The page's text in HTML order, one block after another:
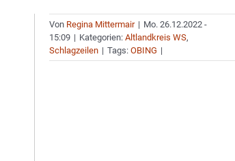
Von Regina Mittermair | Mo. 26.12.2022 -
15:09 | Kategorien:Altlandkreis WS,
Schlagzeilen | Tags:OBING |